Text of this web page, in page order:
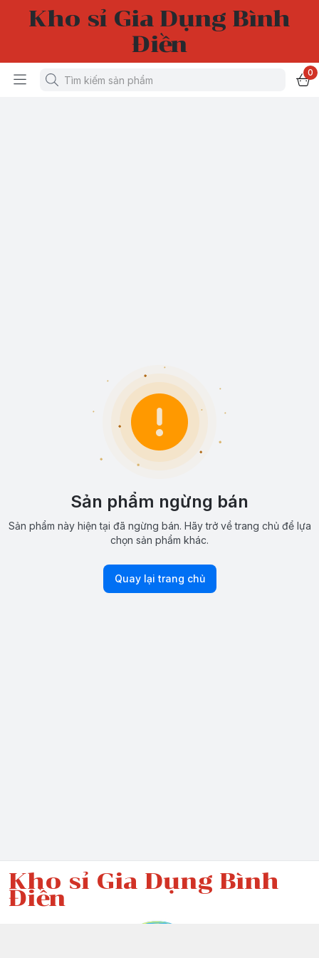
Kho sỉ Gia Dụng Bình
Điền
0
Sản phẩm ngừng bán
Sản phẩm này hiện tại đã ngừng bán. Hãy trở về trang chủ để lựa
chọn sản phẩm khác.
Quay lại trang chủ
Kho sỉ Gia Dụng Bình
Điền